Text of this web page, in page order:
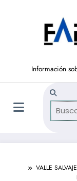
Información
VALLE